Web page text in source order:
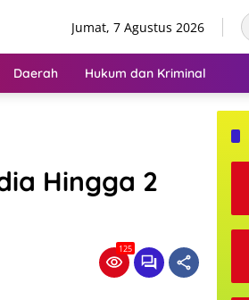
Jumat, 7 Agustus 2026
Daerah Hukum dan Kriminal
Hingga 2
125